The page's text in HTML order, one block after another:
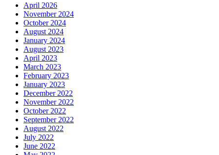
April 2026
November 2024
October 2024
August 2024
January 2024
August 2023
April 2023
March 2023
February 2023
January 2023
December 2022
November 2022
October 2022
September 2022
August 2022
July 2022
June 2022